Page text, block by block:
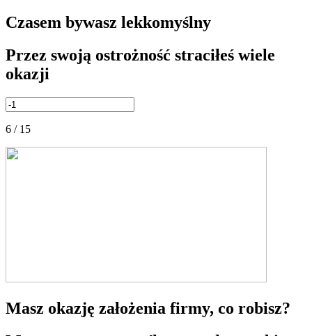
Czasem bywasz lekkomyślny
Przez swoją ostrożność straciłeś wiele
okazji
6 / 15
Masz okazję założenia firmy, co robisz?